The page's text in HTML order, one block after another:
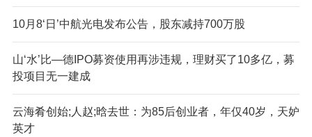
10月8‘日’中航光电发布公告，股东减持700万股
山‘水’比—德IPO募资使用再涉违规，理财买了10多亿，募
投项目无一建成
云海肴创始;人赵;晗去世：为85后创业者，年仅40岁，天妒
英才